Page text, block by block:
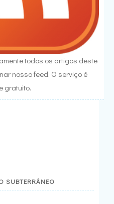
todos os artigos deste
nosso feed. O serviço é
gratuito.
SUBTERRÂNEO